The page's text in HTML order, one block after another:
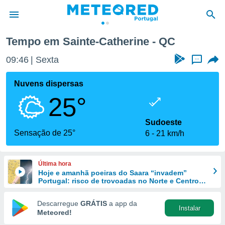
da
foi
fornecidas
a este
das
e
forma
digital
Tempo em Sainte-Catherine - QC
09:46 Sexta ...
Nuvens dispersas
25°
Sensação de 25°
Sudoeste
6
21 km/h
Última hora
Hoje e amanhã poeiras do Saara “invadem”
Portugal: risco de trovoadas no Norte e Centro
Descarregue GRÁTIS a app da
Meteored!
Instalar